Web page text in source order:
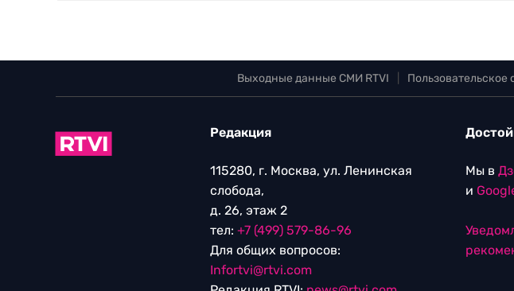
Выходные данные СМИ RTVI Пользовательское
Редакция
115280, г. Москва, ул. Ленинская
слобода,
д. 26, этаж 2
тел: +7 (499) 579-86-96
Для общих вопросов:
Infortvi@rtvi.com
Мы в
и